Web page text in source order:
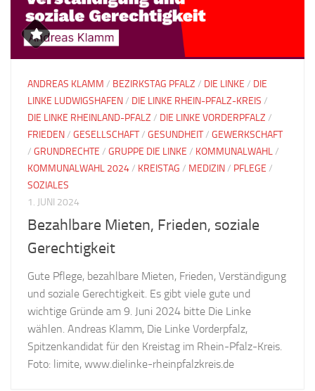
ANDREAS KLAMM / BEZIRKSTAG PFALZ / DIE LINKE / DIE
LINKE LUDWIGSHAFEN/ DIE LINKE RHEIN-PFALZ-KREIS /
DIE LINKE RHEINLAND-PFALZ / DIE LINKE VORDERPFALZ /
FRIEDEN/ GESELLSCHAFT/ GESUNDHEIT/ GEWERKSCHAFT
/ GRUNDRECHTE / GRUPPE DIE LINKE / KOMMUNALWAHL/
KOMMUNALWAHL 2024/ KREISTAG / MEDIZIN/ PFLEGE /
SOZIALES
1. JUNI 2024
Bezahlbare Mieten, Frieden, soziale
Gerechtigkeit
Gute Pflege, bezahlbare Mieten, Frieden, Verständigung
und soziale Gerechtigkeit. Es gibt viele gute und
wichtige Gründe am 9. Juni 2024 bitte Die Linke
wählen. Andreas Klamm, Die Linke Vorderpfalz,
Spitzenkandidat für den Kreistag im Rhein-Pfalz-Kreis.
Foto: limite, www.dielinke-rheinpfalzkreis.de